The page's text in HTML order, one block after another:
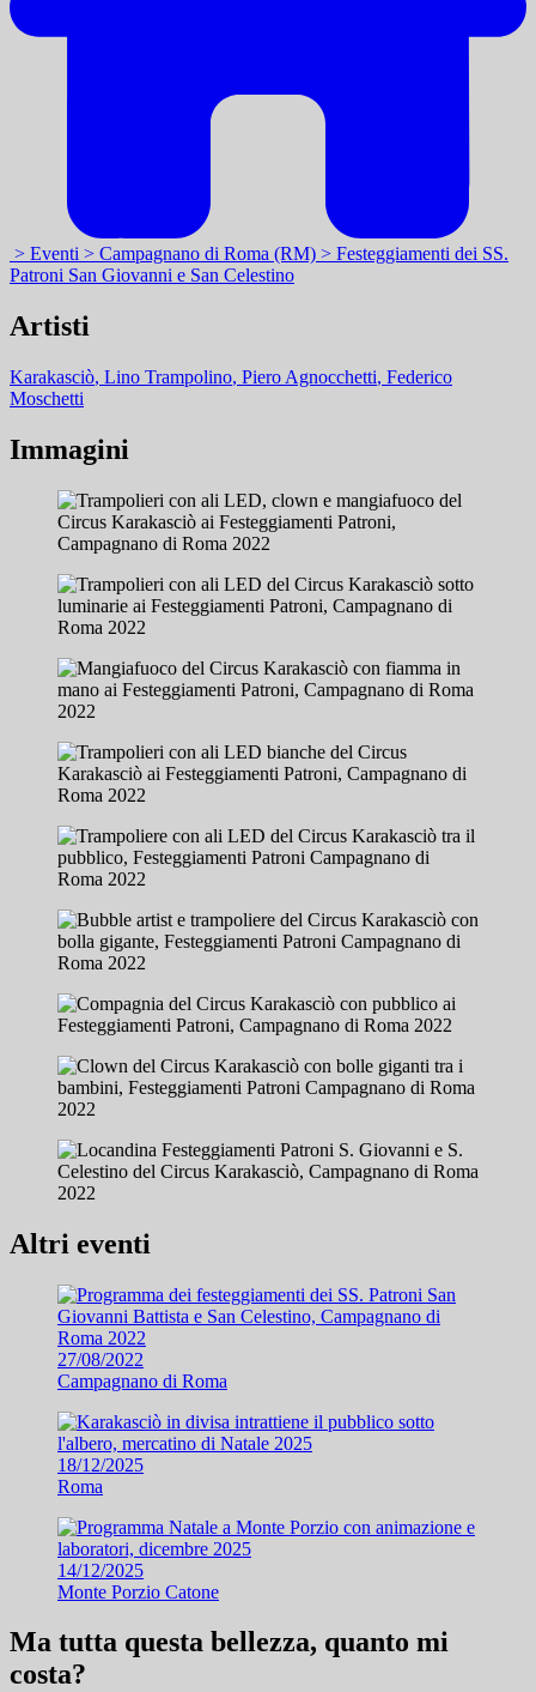
> Eventi > Campagnano di Roma (RM) > Festeggiamenti dei SS.
Patroni San Giovanni e San Celestino
Artisti
Karakasciò, Lino Trampolino, Piero Agnocchetti, Federico
Moschetti
Immagini
Altri eventi
27/08/2022
Campagnano di Roma
18/12/2025
Roma
14/12/2025
Monte Porzio Catone
Ma tutta questa bellezza, quanto mi
costa?